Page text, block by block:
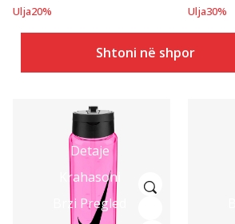
Ulja20%
Shtoni në shportë
Ulja30%
Detaje
Krahasoni
Brzi Pregled